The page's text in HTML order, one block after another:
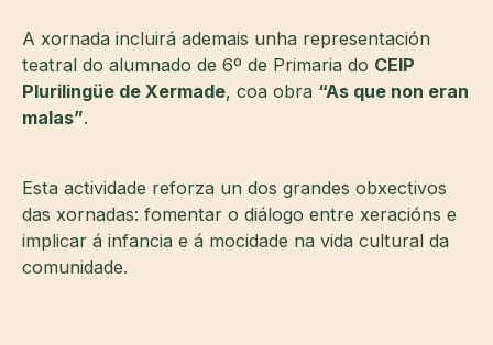
A xornada incluirá ademais unha representación
teatral do alumnado de 6º de Primaria do CEIP
Plurilingüe de Xermade, coa obra “As que non eran
malas”.
Esta actividade reforza un dos grandes obxectivos
das xornadas: fomentar o diálogo entre xeracións e
implicar á infancia e á mocidade na vida cultural da
comunidade.